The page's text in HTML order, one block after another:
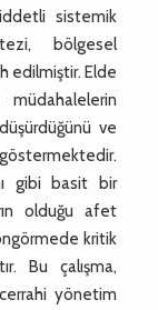
sistemik
bölgesel
edilmiştir. Elde
ve
gibi basit bir
olduğu afet
kritik
Bu çalışma,
yönetim